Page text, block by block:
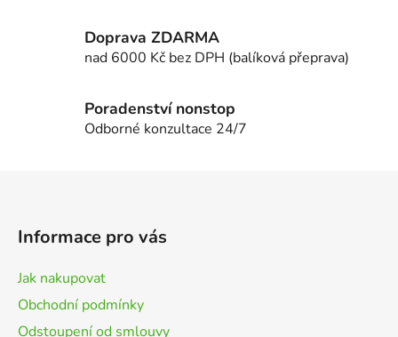
p
i
Doprava ZDARMA
nad 6000 Kč bez DPH (balíková přeprava)
Poradenství nonstop
Odborné konzultace 24/7
Informace pro vás
Jak nakupovat
Obchodní podmínky
Odstoupení od smlouvy